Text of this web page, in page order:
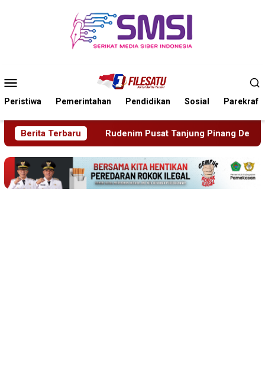
Mobile
Peristiwa Pemerintahan Pendidikan Sosial Parekraf
Berita Terbaru
Pinang Deportasi 25 Warga Negara Vietnam